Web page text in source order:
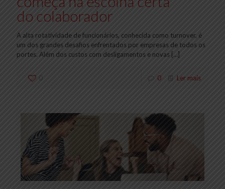
do colaborador
A alta rotatividade de funcionários, conhecida como turnover, é
um dos grandes desafios enfrentados por empresas de todos os
portes. Além dos custos com desligamentos e novas […]
0 0 Ler mais